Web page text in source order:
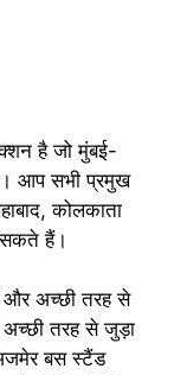
है जो मुंबई-
आप सभी प्रमुख
कोलकाता
हैं।
और अच्छी तरह से
तरह से जुड़ा
बस स्टैंड